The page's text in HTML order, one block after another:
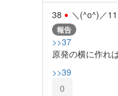
38 ＼(^o^)／
報告
>>37
原発の横に作れ
>>39
0